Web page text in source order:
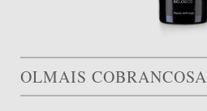
OLMAIS COBRANCOSA